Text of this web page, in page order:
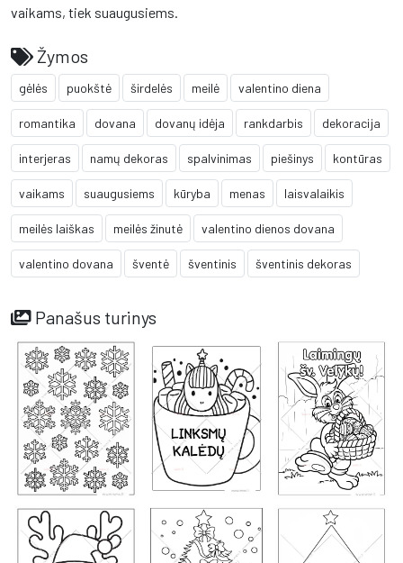
vaikams, tiek suaugusiems.
Žymos
gėlės puokštė širdelės meilė valentino diena
romantika dovana dovanų idėja rankdarbis dekoracija
interjeras namų dekoras spalvinimas piešinys kontūras
vaikams suaugusiems kūryba menas laisvalaikis
meilės laiškas meilės žinutė valentino dienos dovana
valentino dovana šventė šventinis šventinis dekoras
Panašus turinys